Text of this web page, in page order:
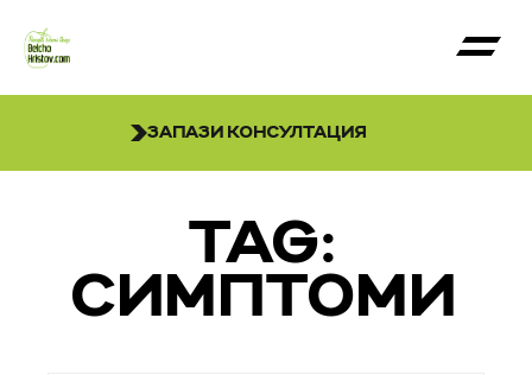
ЗАПАЗИ КОНСУЛТАЦИЯ
TAG:
СИМПТОМИ